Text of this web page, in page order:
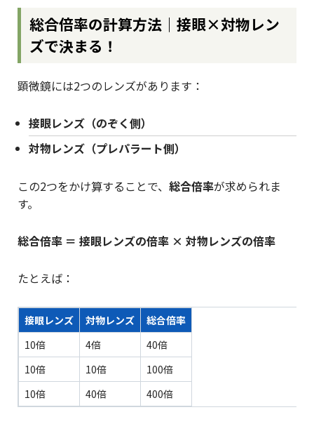
総合倍率の計算方法｜接眼×対物レン
ズで決まる！
顕微鏡には2つのレンズがあります：
接眼レンズ（のぞく側）
対物レンズ（プレパラート側）
この2つをかけ算することで、 総合倍率が求められま
す。
総合倍率 ＝ 接眼レンズの倍率 × 対物レンズの倍率
たとえば：
接眼レンズ 対物レンズ
総合倍率
10倍
4倍
40倍
10倍
10倍
100倍
10倍
40倍 400倍